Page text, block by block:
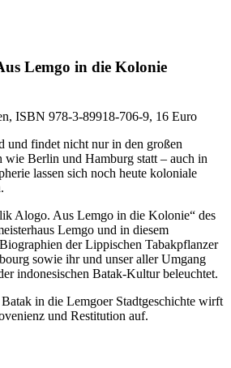
Lemgo in die Kolonie
ISBN 978-3-89918-706-9, 16 Euro
und findet nicht nur in den großen
wie Berlin und Hamburg statt – auch in
lassen sich noch heute koloniale
Alogo. Aus Lemgo in die Kolonie“ des
Lemgo und in diesem
der Lippischen Tabakpflanzer
sowie ihr und unser aller Umgang
indonesischen Batak-Kultur beleuchtet.
in die Lemgoer Stadtgeschichte wirft
und Restitution auf.